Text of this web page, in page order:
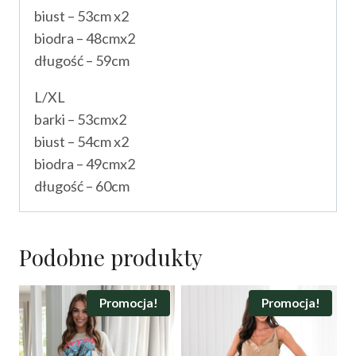
biust – 53cm x2
biodra – 48cmx2
długość – 59cm
L/XL
barki – 53cmx2
biust – 54cm x2
biodra – 49cmx2
długość – 60cm
Podobne produkty
Promocja! Promocja!